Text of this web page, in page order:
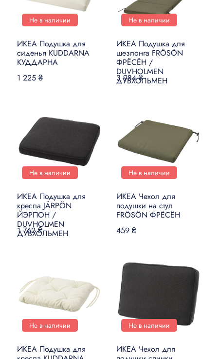
Не в наличии
ИКЕА Подушка для
сиденья KUDDARNA
КУДДАРНА
1 225 ₴
Не в наличии
ИКЕА Подушка для
шезлонга FRÖSÖN
ФРЁСЁН /
DUVHOLMEN
ДУВХОЛЬМЕН
3 984 ₴
Не в наличии
ИКЕА Подушка для
кресла JÄRPÖN
ЙЭРПОН /
DUVHOLMEN
ДУВХОЛЬМЕН
1 762 ₴
Не в наличии
ИКЕА Чехол для
подушки на стул
FRÖSÖN ФРЁСЁН
459 ₴
Не в наличии
ИКЕА Подушка для
Не в наличии
ИКЕА Чехол для